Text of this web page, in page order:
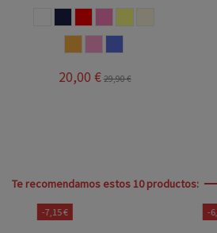
20,00 € 29,90 €
Te recomendamos estos 10 productos:
-7,15 € -6,20 €